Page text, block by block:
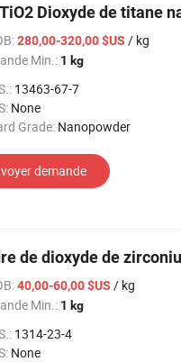
Dioxyde de titane
280,00-320,00 $US / kg
Min.: 1 kg
13463-67-7
None
Grade: Nanopowder
demande
de dioxyde de
40,00-60,00 $US / kg
Min.: 1 kg
1314-23-4
None